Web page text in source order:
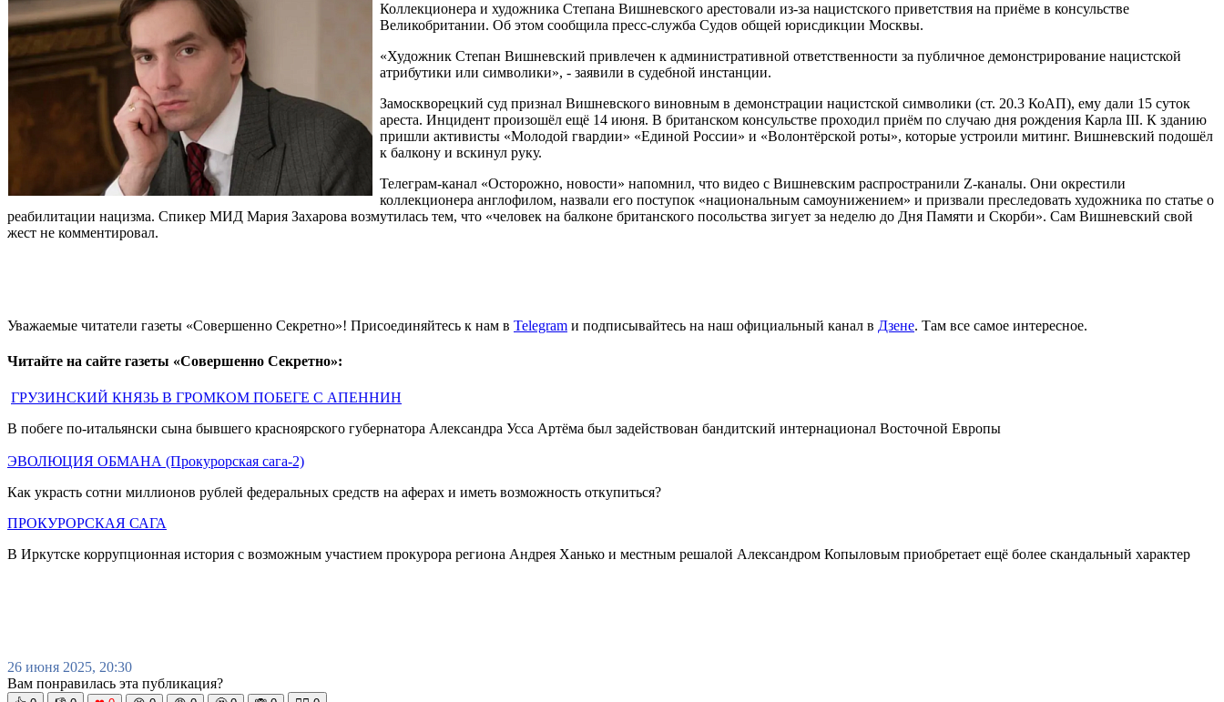
Коллекционера и художника Степана Вишневского арестовали из-за нацистского приветствия на приёме в консульстве
Великобритании. Об этом сообщила пресс-служба Судов общей юрисдикции Москвы.
«Художник Степан Вишневский привлечен к административной ответственности за публичное демонстрирование нацистской
атрибутики или символики», - заявили в судебной инстанции.
Замоскворецкий суд признал Вишневского виновным в демонстрации нацистской символики (ст. 20.3 КоАП), ему дали 15 суток
ареста. Инцидент произошёл ещё 14 июня. В британском консульстве проходил приём по случаю дня рождения Карла III. К зданию
пришли активисты «Молодой гвардии» «Единой России» и «Волонтёрской роты», которые устроили митинг. Вишневский подошёл
к балкону и вскинул руку.
Телеграм-канал «Осторожно, новости» напомнил, что видео с Вишневским распространили Z-каналы. Они окрестили
коллекционера англофилом, назвали его поступок «национальным самоунижением» и призвали преследовать художника по статье о
реабилитации нацизма. Спикер МИД Мария Захарова возмутилась тем, что «человек на балконе британского посольства зигует за неделю до Дня Памяти и Скорби». Сам Вишневский свой
жест не комментировал.
Уважаемые читатели газеты «Совершенно Секретно»! Присоединяйтесь к нам в Telegram и подписывайтесь на наш официальный канал в Дзене. Там все самое интересное.
Читайте на сайте газеты «Совершенно Секретно»:
ГРУЗИНСКИЙ КНЯЗЬ В ГРОМКОМ ПОБЕГЕ С АПЕННИН
В побеге по-итальянски сына бывшего красноярского губернатора Александра Усса Артёма был задействован бандитский интернационал Восточной Европы
ЭВОЛЮЦИЯ ОБМАНА (Прокурорская сага-2)
Как украсть сотни миллионов рублей федеральных средств на аферах и иметь возможность откупиться?
ПРОКУРОРСКАЯ САГА
В Иркутске коррупционная история с возможным участием прокурора региона Андрея Ханько и местным решалой Александром Копыловым приобретает ещё более скандальный характер
26 июня 2025, 20:30
Вам понравилась эта публикация?